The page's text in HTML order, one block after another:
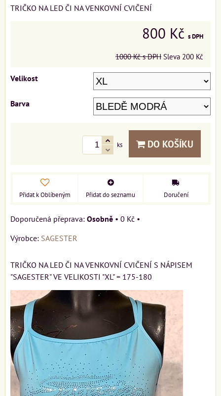
TRIČKO NA LED ČI NA VENKOVNÍ CVIČENÍ
800 Kč s DPH
1000 Kč s DPH Sleva 200 Kč
Velikost
Barva
ks DO KOŠÍKU
Přidat k Oblíbeným Přidat do seznamu Doručení
Osobně • 0 Kč •
Výrobce: SAGESTER
TRIČKO NA LED ČI NA VENKOVNÍ CVIČENÍ S NÁPISEM
"SAGESTER" VE VELIKOSTI "XL" = 175-180